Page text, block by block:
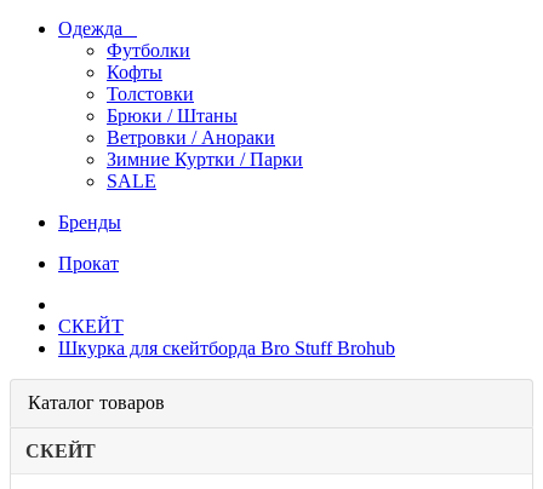
Одежда
Футболки
Кофты
Толстовки
Брюки / Штаны
Ветровки / Анораки
Зимние Куртки / Парки
SALE
Бренды
Прокат
СКЕЙТ
Шкурка для скейтборда Bro Stuff Brohub
Каталог товаров
СКЕЙТ